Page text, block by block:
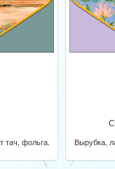
тач, фольга. Вырубка,